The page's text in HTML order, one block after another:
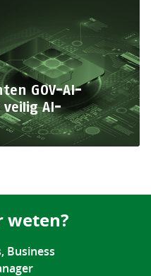
GOV-AI-
AI-
weten?
Business